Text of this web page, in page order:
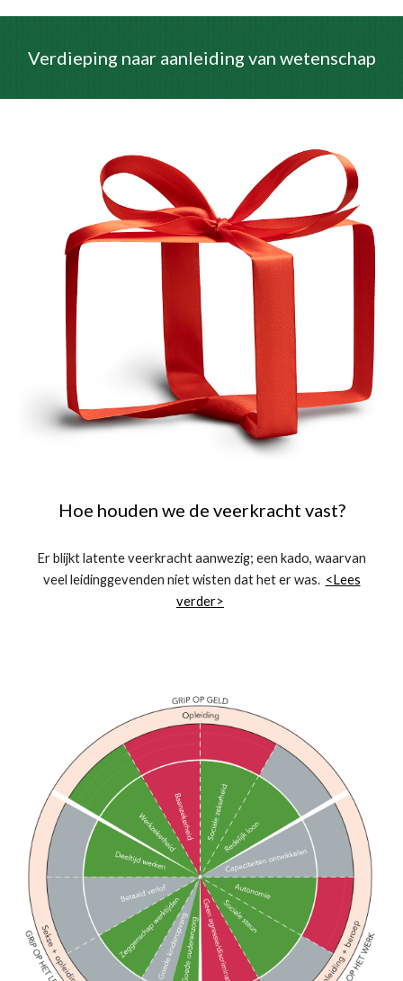
Verdieping naar aanleiding van wetenschap
Hoe houden we de veerkracht vast?
Er blijkt latente veerkracht aanwezig; een kado, waarvan
veel leidinggevenden niet wisten dat het er was. <Lees
verder>